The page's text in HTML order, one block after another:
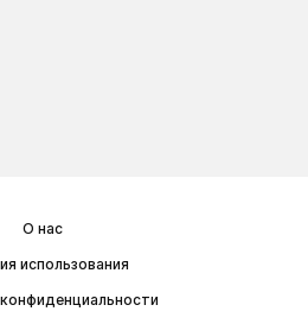
О нас
использования